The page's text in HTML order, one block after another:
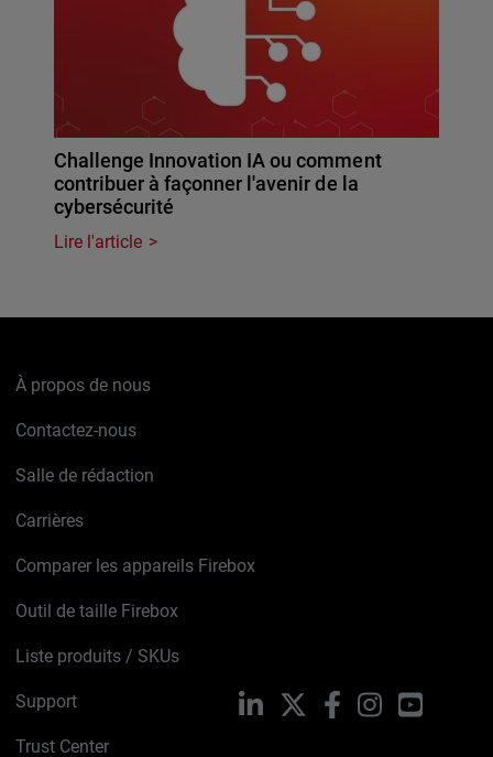
Challenge Innovation IA ou comment
contribuer à façonner l'avenir de la
cybersécurité
Lire l'article
À propos de nous
Contactez-nous
Salle de rédaction
Carrières
Comparer les appareils Firebox
Outil de taille Firebox
Liste produits / SKUs
Support
Trust Center
LinkedIn FacebookInstagramYouTube